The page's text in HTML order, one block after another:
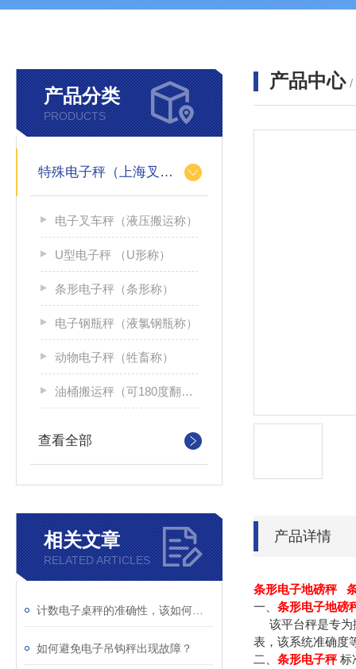
产品分类
PRODUCTS
特殊电子秤（上海叉车秤）
电子叉车秤（液压搬运称）
U型电子秤 （U形称）
条形电子秤（条形称）
电子钢瓶秤（液氯钢瓶称）
动物电子秤（牲畜称）
油桶搬运秤（可180度翻转）
查看全部
相关文章
RELATED ARTICLES
如何避免电子吊钩秤出现故障？
产品中心 /
产品详情
条形电子地磅秤
一、 条形电子地磅
该平台秤是专为
表，该系统准确度
二、 条形电子秤标